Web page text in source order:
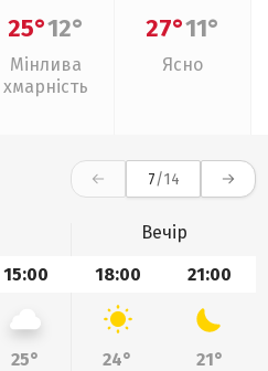
25°12°
Мінлива
хмарність
27°11°
Ясно
7/14
Вечір
15:00 18:00 21:00
25° 24°
21°